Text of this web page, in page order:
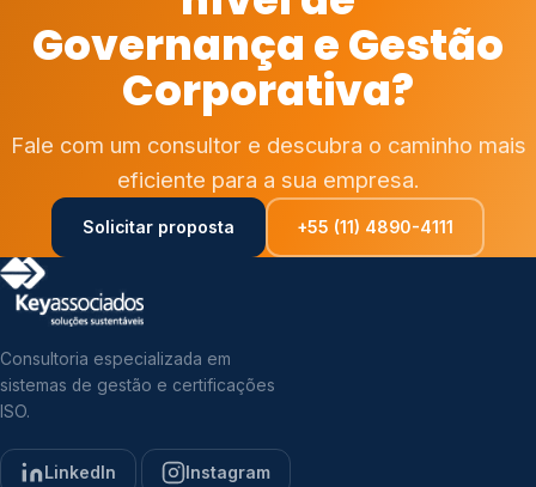
Governança e Gestão
Corporativa?
Fale com um consultor e descubra o caminho mais
eficiente para a sua empresa.
Solicitar proposta +55 (11) 4890-4111
Consultoria especializada em
sistemas de gestão e certificações
ISO.
LinkedIn Instagram